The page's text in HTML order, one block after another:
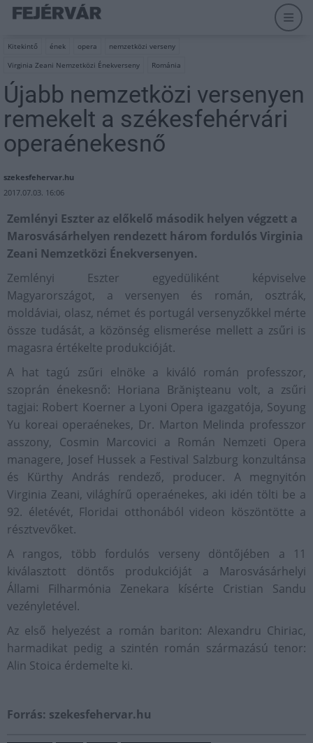
Kitekintő ének opera
nemzetközi verseny
Virginia Zeani Nemzetközi Énekverseny
Románia
Újabb nemzetközi versenyen
remekelt a székesfehérvári
operaénekesnő
szekesfehervar.hu
2017.07.03. 16:06
Zemlényi Eszter az előkelő második helyen végzett a
Marosvásárhelyen rendezett három fordulós Virginia
Zeani Nemzetközi Énekversenyen.
Zemlényi Eszter egyedüliként képviselve
Magyarországot, a versenyen és román, osztrák,
moldáviai, olasz, német és portugál versenyzőkkel mérte
össze tudását, a közönség elismerése mellett a zsűri is
magasra értékelte produkcióját.
A hat tagú zsűri elnöke a kiváló román professzor,
szoprán énekesnő: Horiana Brănişteanu volt, a zsűri
tagjai: Robert Koerner a Lyoni Opera igazgatója, Soyung
Yu koreai operaénekes, Dr. Marton Melinda professzor
asszony, Cosmin Marcovici a Román Nemzeti Opera
managere, Josef Hussek a Festival Salzburg konzultánsa
és Kürthy András rendező, producer. A megnyitón
Virginia Zeani, világhírű operaénekes, aki idén tölti be a
92. életévét, Floridai otthonából videon köszöntötte a
résztvevőket.
A rangos, több fordulós verseny döntőjében a 11
kiválasztott döntős produkcióját a Marosvásárhelyi
Állami Filharmónia Zenekara kísérte Cristian Sandu
vezényletével.
Az első helyezést a román bariton: Alexandru Chiriac,
harmadikat pedig a szintén román származású tenor:
Alin Stoica érdemelte ki.
Forrás: szekesfehervar.hu